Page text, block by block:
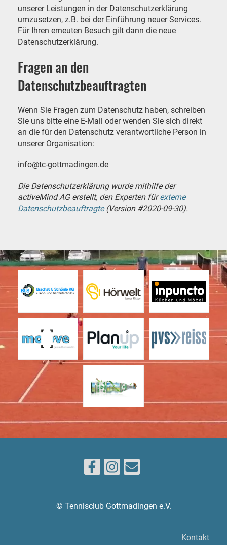
unserer Leistungen in der Datenschutzerklärung
umzusetzen, z.B. bei der Einführung neuer Services.
Für Ihren erneuten Besuch gilt dann die neue
Datenschutzerklärung.
Fragen an den
Datenschutzbeauftragten
Wenn Sie Fragen zum Datenschutz haben, schreiben
Sie uns bitte eine E-Mail oder wenden Sie sich direkt
an die für den Datenschutz verantwortliche Person in
unserer Organisation:
info@tc-gottmadingen.de
Die Datenschutzerklärung wurde mithilfe der
activeMind AG erstellt, den Experten fürexterne
Datenschutzbeauftragte(Version #2020-09-30).
© Tennisclub Gottmadingen e.V.
Kontakt